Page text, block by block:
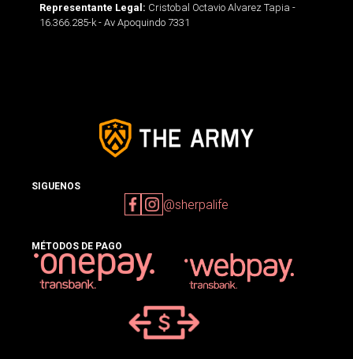
Representante Legal: Cristobal Octavio Alvarez Tapia -
16.366.285-k - Av Apoquindo 7331
SIGUENOS
@sherpalife
MÉTODOS DE PAGO